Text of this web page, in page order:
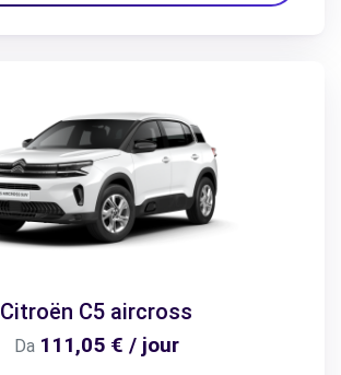
Citroën C5 aircross
Da 111,05 € / jour